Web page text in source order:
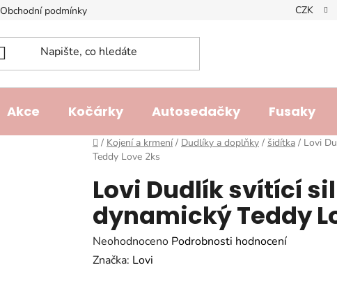
Obchodní podmínky Doprava
CZK
Akce Kočárky Autosedačky Fusaky
Domů
/ Kojení a krmení / Dudlíky a doplňky / šidítka / Lovi
Teddy Love 2ks
Lovi Dudlík svítící
dynamický Teddy
Průměrné
hodnocení
Neohodnoceno Podrobnosti hodnocení
Značka: Lovi